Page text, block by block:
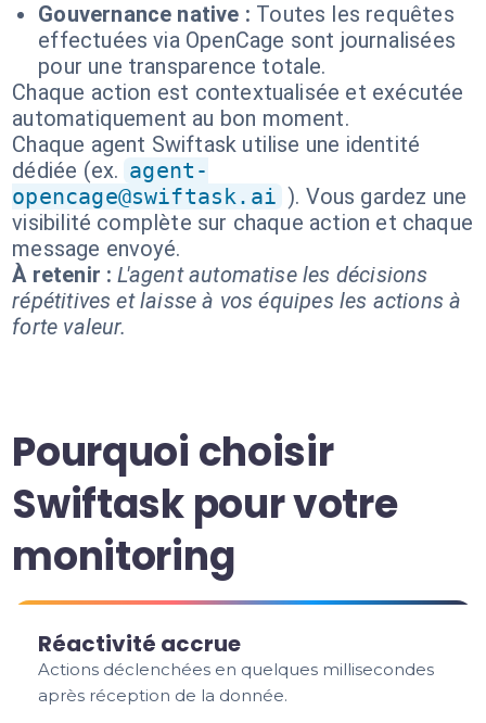
Gouvernance native : Toutes les requêtes
effectuées via OpenCage sont journalisées
pour une transparence totale.
Chaque action est contextualisée et exécutée
automatiquement au bon moment.
Chaque agent Swiftask utilise une identité
dédiée (ex. agent-
opencage@swiftask.ai ). Vous gardez une
visibilité complète sur chaque action et chaque
message envoyé.
À retenir : L'agent automatise les décisions
répétitives et laisse à vos équipes les actions à
forte valeur.
Pourquoi choisir
Swiftask pour votre
monitoring
Réactivité accrue
Actions déclenchées en quelques millisecondes
après réception de la donnée.